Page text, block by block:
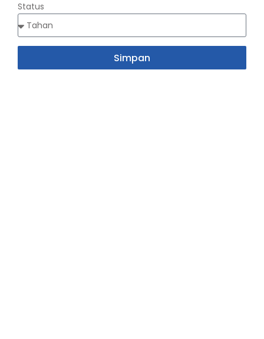
Status
Simpan